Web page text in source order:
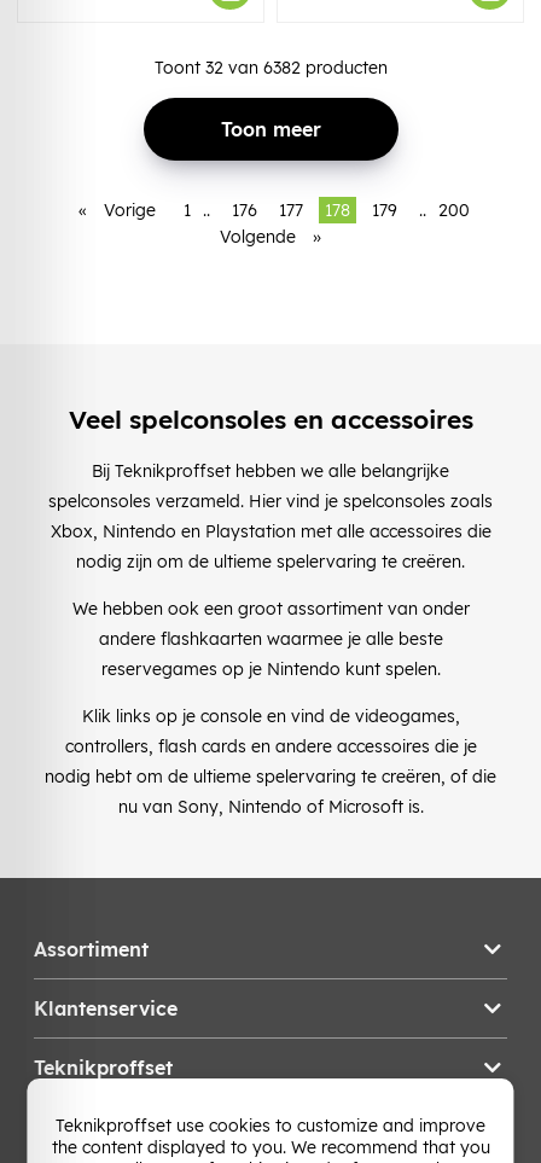
Toont 32van 6382producten
Toon meer
« Vorige 1 .. 176 177 178 179 .. 200
Volgende
»
Veel spelconsoles en accessoires
Bij Teknikproffset hebben we alle belangrijke
spelconsoles verzameld. Hier vind je spelconsoles zoals
Xbox, Nintendo en Playstation met alle accessoires die
nodig zijn om de ultieme spelervaring te creëren.
We hebben ook een groot assortiment van onder
andere flashkaarten waarmee je alle beste
reservegames op je Nintendo kunt spelen.
Klik links op je console en vind de videogames,
controllers, flash cards en andere accessoires die je
nodig hebt om de ultieme spelervaring te creëren, of die
nu van Sony, Nintendo of Microsoft is.
Assortiment
Klantenservice
Teknikproffset
Wijzig Land
Teknikproffset use cookies to customize and improve
the content displayed to you. We recommend that you